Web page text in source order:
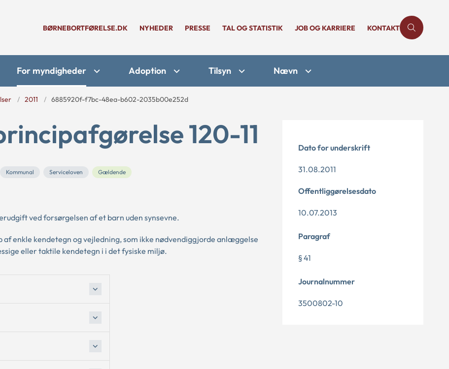
BØRNEBORTFØRELSE.DK NYHEDER PRESSE TAL OG STATISTIK JOB OG KARRIERE KONTAKT
For myndigheder Adoption Tilsyn Nævn
2011 6885920f-f7bc-48ea-b602-2035b00e252d
120-11
Kommunal Serviceloven Gældende
ved forsørgelsen af et barn uden synsevne.
enkle kendetegn og vejledning, som ikke nødvendiggjorde anlæggelse
eller taktile kendetegn i i det fysiske miljø.
Dato for underskrift
31.08.2011
Offentliggørelsesdato
10.07.2013
Paragraf
§ 41
Journalnummer
3500802-10